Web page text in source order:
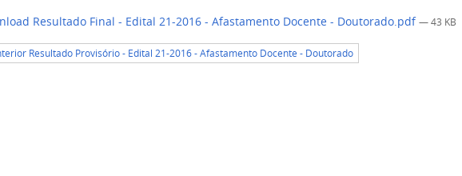
Resultado Final - Edital 21-2016 - Afastamento Docente - Doutorado.pdf— 43 KB
Resultado Provisório - Edital 21-2016 - Afastamento Docente - Doutorado